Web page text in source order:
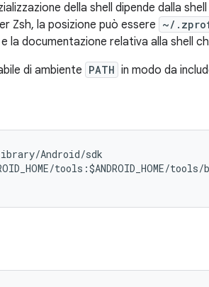
della shell dipende dalla
Zsh, la posizione può essere ~/
la documentazione relativa alla shell
di ambiente PATH in modo da
Library/Android/sdk
tools:$ANDROID_HOME/